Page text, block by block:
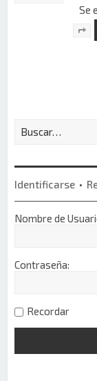
Se
Identificarse •
Nombre de
Contraseña:
Recordar